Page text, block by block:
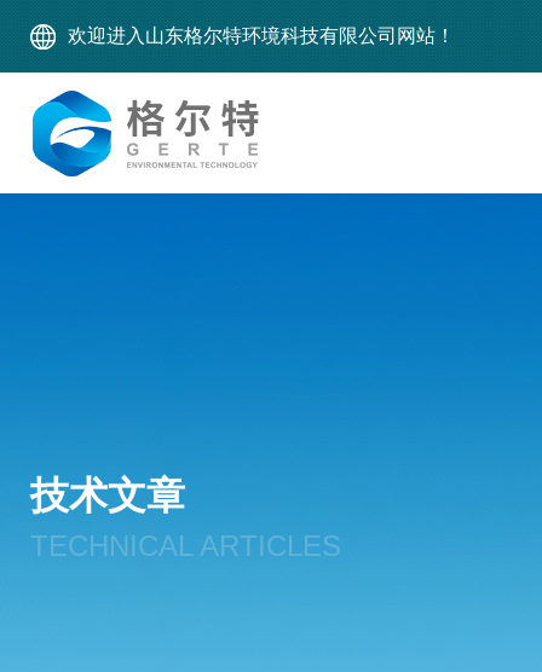
欢迎进入山东格尔特环境科技有限公司网站！
技术文章
TECHNICAL ARTICLES